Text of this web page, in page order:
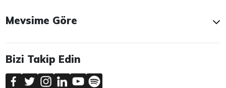
Mevsime Göre
Bizi Takip Edin